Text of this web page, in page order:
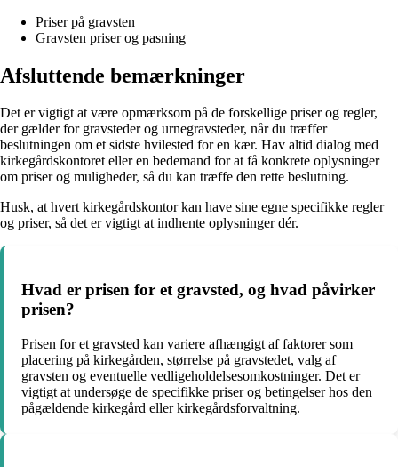
Priser på gravsten
Gravsten priser og pasning
Afsluttende bemærkninger
Det er vigtigt at være opmærksom på de forskellige priser og regler,
der gælder for gravsteder og urnegravsteder, når du træffer
beslutningen om et sidste hvilested for en kær. Hav altid dialog med
kirkegårdskontoret eller en bedemand for at få konkrete oplysninger
om priser og muligheder, så du kan træffe den rette beslutning.
Husk, at hvert kirkegårdskontor kan have sine egne specifikke regler
og priser, så det er vigtigt at indhente oplysninger dér.
Hvad er prisen for et gravsted, og hvad påvirker
prisen?
Prisen for et gravsted kan variere afhængigt af faktorer som
placering på kirkegården, størrelse på gravstedet, valg af
gravsten og eventuelle vedligeholdelsesomkostninger. Det er
vigtigt at undersøge de specifikke priser og betingelser hos den
pågældende kirkegård eller kirkegårdsforvaltning.